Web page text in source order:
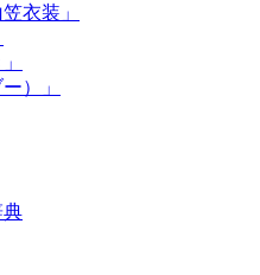
衣装」
）」
典